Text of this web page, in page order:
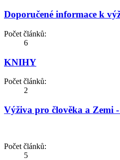
Doporučené informace k
Počet článků:
6
KNIHY
Počet článků:
2
Výživa pro člověka a Zemi
Počet článků:
5